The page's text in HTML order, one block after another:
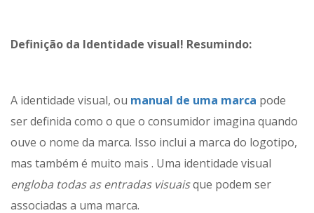
Definição da Identidade visual! Resumindo:
A identidade visual, ou manual de uma marca pode
ser definida como o que o consumidor imagina quando
ouve o nome da marca. Isso inclui a marca do logotipo,
mas também é muito mais . Uma identidade visual
engloba todas as entradas visuaisque podem ser
associadas a uma marca.